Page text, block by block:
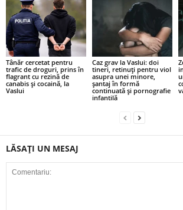
Tânăr cercetat pentru
trafic de droguri, prins în
flagrant cu rezină de
canabis și cocaină, la
Vaslui
Caz grav la Vaslui: doi
tineri, retinuți pentru viol
asupra unei minore,
șantaj în formă
continuată și pornografie
infantilă
LĂSAȚI UN MESAJ